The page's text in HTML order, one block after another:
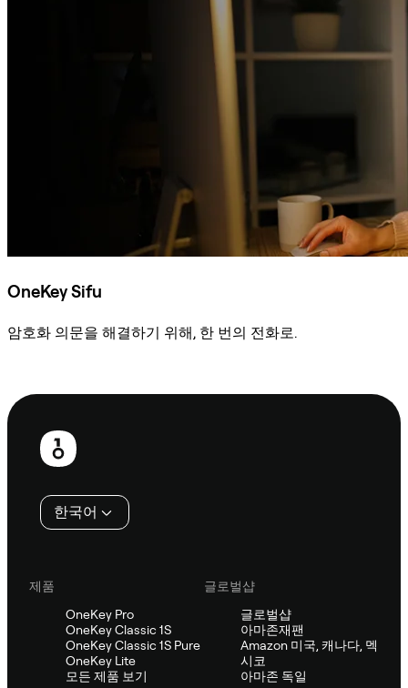
OneKey Sifu
암호화 의문을 해결하기 위해, 한 번의 전화로.
보
한국어
제품
OneKey Pro
OneKey Classic 1S
OneKey Classic 1S Pure
OneKey Lite
모든 제품 보기
글로벌샵
글로벌샵
아마존재팬
Amazon 미국, 캐나다, 멕
시코
아마존 독일